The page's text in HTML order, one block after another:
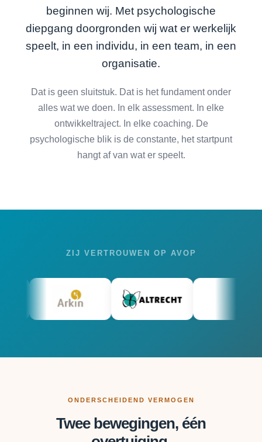
beginnen wij. Met psychologische
diepgang doorgronden wij wat er werkelijk
speelt, in een individu, in een team, in een
organisatie.
Dat is geen sluitstuk. Dat is het fundament onder
alles wat we doen. In elk assessment. In elke
ontwikkeltraject. In elke coaching. De
psychologische blik is de constante, het startpunt
hangt af van wat er speelt.
ZIJ VERTROUWEN OP AVOP
ONDERSCHEIDEND VERMOGEN
Twee bewegingen, één